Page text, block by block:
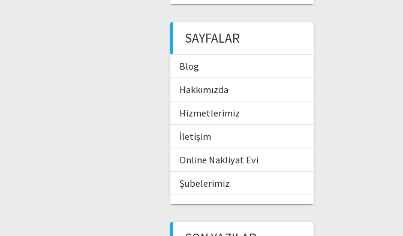
SAYFALAR
Blog
Hakkımızda
Hizmetlerimiz
İletişim
Online Nakliyat Evi
Şubelerimiz